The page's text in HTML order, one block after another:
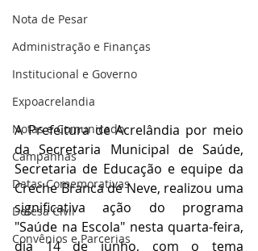
Nota de Pesar
Administração e Finanças
Institucional e Governo
Expoacrelandia
Notas e Comunicado
Campanhas
Datas Comemorativas
Defesa Civil
Convênios e Parcerias
A Prefeitura de Acrelândia por meio
da Secretaria Municipal de Saúde,
Secretaria de Educação e equipe da
Creche Branca de Neve, realizou uma
significativa ação do programa
"Saúde na Escola" nesta quarta-feira,
dia 14 de junho, com o tema